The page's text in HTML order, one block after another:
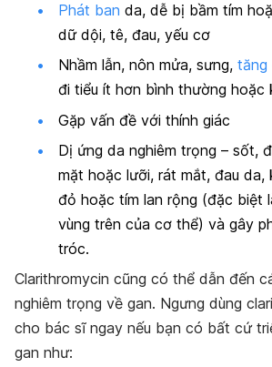
Phát ban da, dễ bị bầm tím
dữ dội, tê, đau, yếu cơ
Nhầm lẫn, nôn mửa, sưng, tăng
đi tiểu ít hơn bình thường hoặc
Gặp vấn đề với thính giác
Dị ứng da nghiêm trọng – sốt,
mặt hoặc lưỡi, rát mắt, đau da,
đỏ hoặc tím lan rộng (đặc biệt
vùng trên của cơ thể) và gây
tróc.
Clarithromycin cũng có thể dẫn đến
nghiêm trọng về gan. Ngưng dùng
cho bác sĩ ngay nếu bạn có bất cứ
gan như: